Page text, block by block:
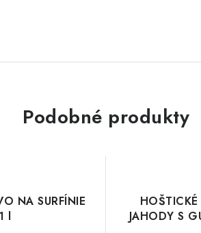
Podobné produkty
NA SURFÍNIE
1 l
JAHODY S